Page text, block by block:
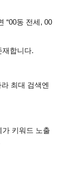
“00동 전세 , 00
재합니다.
최대 검색엔
키워드 노출